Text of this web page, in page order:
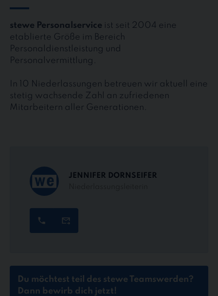
stewe Personalservice ist seit 2004 eine
etablierte Größe im Bereich
Personaldienstleistung und
Personalvermittlung.
In 10 Niederlassungen betreuen wir aktuell eine
stetig wachsende Zahl an zufriedenen
Mitarbeitern aller Generationen.
JENNIFER DORNSEIFER
Du möchtest teil des stewe Teamswerden?
Dann bewirb dich jetzt!